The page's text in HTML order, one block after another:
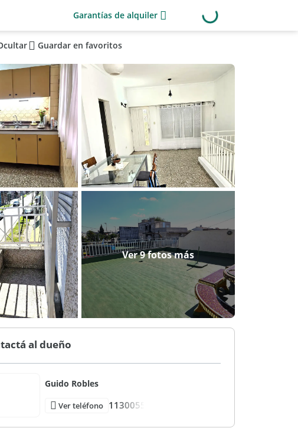
Garantías de alquiler
Guardar en favoritos
Ver 9 fotos más
al dueño
Guido Robles
Ver teléfono 1130055